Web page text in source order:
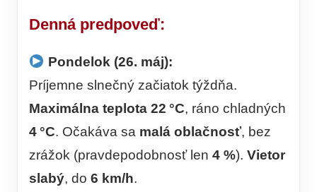
Denná predpoveď:
Pondelok (26. máj):
Príjemne slnečný začiatok týždňa.
Maximálna teplota 22 °C, ráno chladných
4 °C. Očakáva sa malá oblačnosť, bez
zrážok (pravdepodobnosť len 4 %). Vietor
slabý, do 6 km/h.